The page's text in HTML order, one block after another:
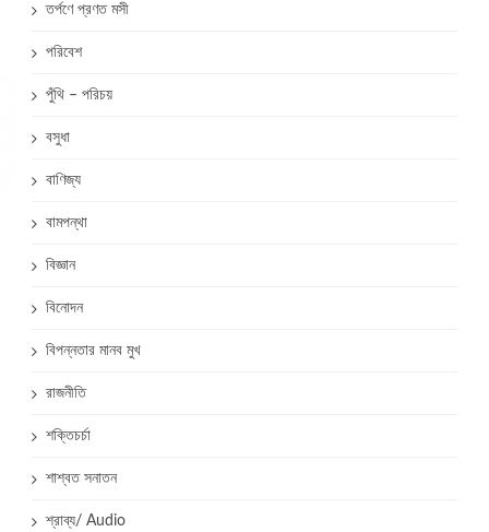
তর্পণে প্রণত মসী
পরিবেশ
পুঁথি – পরিচয়
বসুধা
বাণিজ্য
বামপন্থা
বিজ্ঞান
বিনোদন
বিপন্নতার মানব মুখ
রাজনীতি
শক্তিচর্চা
শাশ্বত সনাতন
শ্রাব্য/ Audio